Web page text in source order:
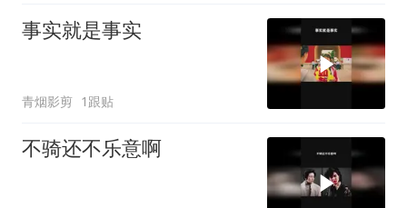
事实就是事实
青烟影剪 1跟贴
不骑还不乐意啊